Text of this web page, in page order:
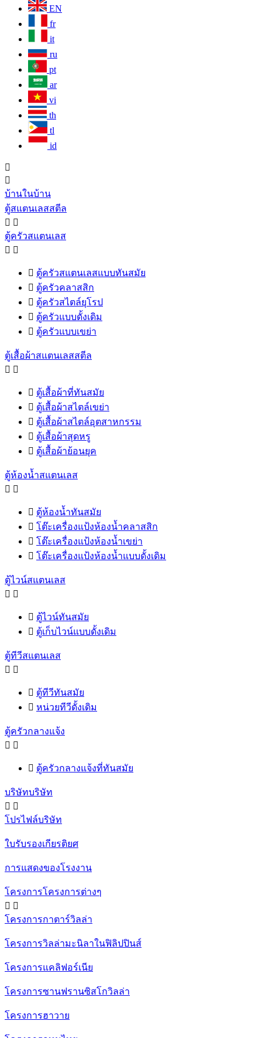
EN
fr
it
ru
pt
ar
vi
th
tl
id


บ้านในบ้าน
ตู้สแตนเลสสตีล
 
ตู้ครัวสแตนเลส
 
 ตู้ครัวสแตนเลสแบบทันสมัย
 ตู้ครัวคลาสสิก
 ตู้ครัวสไตล์ยุโรป
 ตู้ครัวแบบดั้งเดิม
 ตู้ครัวแบบเขย่า
ตู้เสื้อผ้าสแตนเลสสตีล
 
 ตู้เสื้อผ้าที่ทันสมัย
 ตู้เสื้อผ้าสไตล์เขย่า
 ตู้เสื้อผ้าสไตล์อุตสาหกรรม
 ตู้เสื้อผ้าสุดหรู
 ตู้เสื้อผ้าย้อนยุค
ตู้ห้องน้ำสแตนเลส
 
 ตู้ห้องน้ำทันสมัย
 โต๊ะเครื่องแป้งห้องน้ำคลาสสิก
 โต๊ะเครื่องแป้งห้องน้ำเขย่า
 โต๊ะเครื่องแป้งห้องน้ำแบบดั้งเดิม
ตู้ไวน์สแตนเลส
 
 ตู้ไวน์ทันสมัย
 ตู้เก็บไวน์แบบดั้งเดิม
ตู้ทีวีสแตนเลส
 
 ตู้ทีวีทันสมัย
 หน่วยทีวีดั้งเดิม
ตู้ครัวกลางแจ้ง
 
 ตู้ครัวกลางแจ้งที่ทันสมัย
บริษัทบริษัท
 
โปรไฟล์บริษัท
ใบรับรองเกียรติยศ
การแสดงของโรงงาน
โครงการโครงการต่างๆ
 
โครงการกาตาร์วิลล่า
โครงการวิลล่ามะนิลาในฟิลิปปินส์
โครงการแคลิฟอร์เนีย
โครงการซานฟรานซิสโกวิลล่า
โครงการฮาวาย